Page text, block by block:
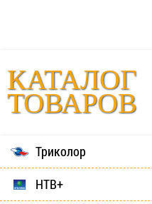
КАТАЛОГ
ТОВАРОВ
Триколор
НТВ+